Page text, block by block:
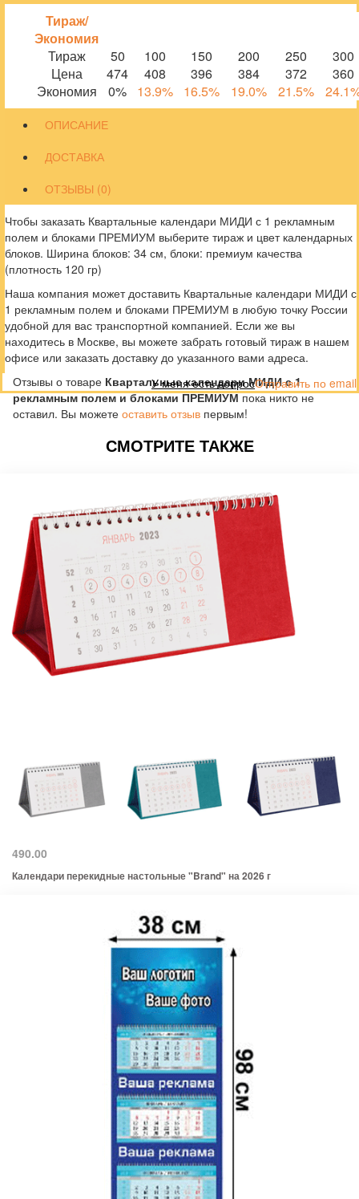
Тираж/
Экономия
Тираж
50 100 150 200 250
300
Цена
474 408 396 384 372
360
Экономия
0% 13.9% 16.5% 19.0% 21.5%
ОПИСАНИЕ
ДОСТАВКА
ОТЗЫВЫ (0)
Чтобы заказать Квартальные календари МИДИ с 1 рекламным
полем и блоками ПРЕМИУМ выберите тираж и цвет календарных
блоков. Ширина блоков: 34 см, блоки: премиум качества
(плотность 120 гр)
Наша компания может доставить Квартальные календари МИДИ с
1 рекламным полем и блоками ПРЕМИУМ в любую точку России
удобной для вас транспортной компанией. Если же вы
находитесь в Москве, вы можете забрать готовый тираж в нашем
офисе или заказать доставку до указанного вами адреса.
Отзывы о товаре Квартальные календари МИДИ с 1
рекламным полем и блоками ПРЕМИУМпока никто не
оставил. Вы можете оставить отзыв первым!
Отправить по email
У меня есть вопрос
СМОТРИТЕ ТАКЖЕ
490.00
Календари перекидные настольные "Brand" на 2026 г